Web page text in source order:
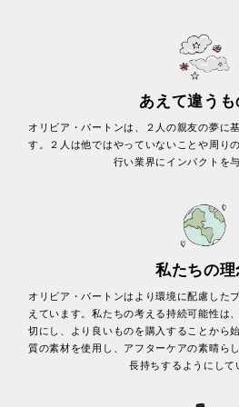
あえて違うも
オリビア・バートンは、２人の親友の夢に
す。２人は他ではやっていないことや周り
行い業界にインパクトを
私たちの理
オリビア・バートンはより環境に配慮した
えています。私たちの考える持続可能性は
切にし、より良いものを購入することから
質の素材を使用し、アフターケアの素晴ら
長持ちするようにして